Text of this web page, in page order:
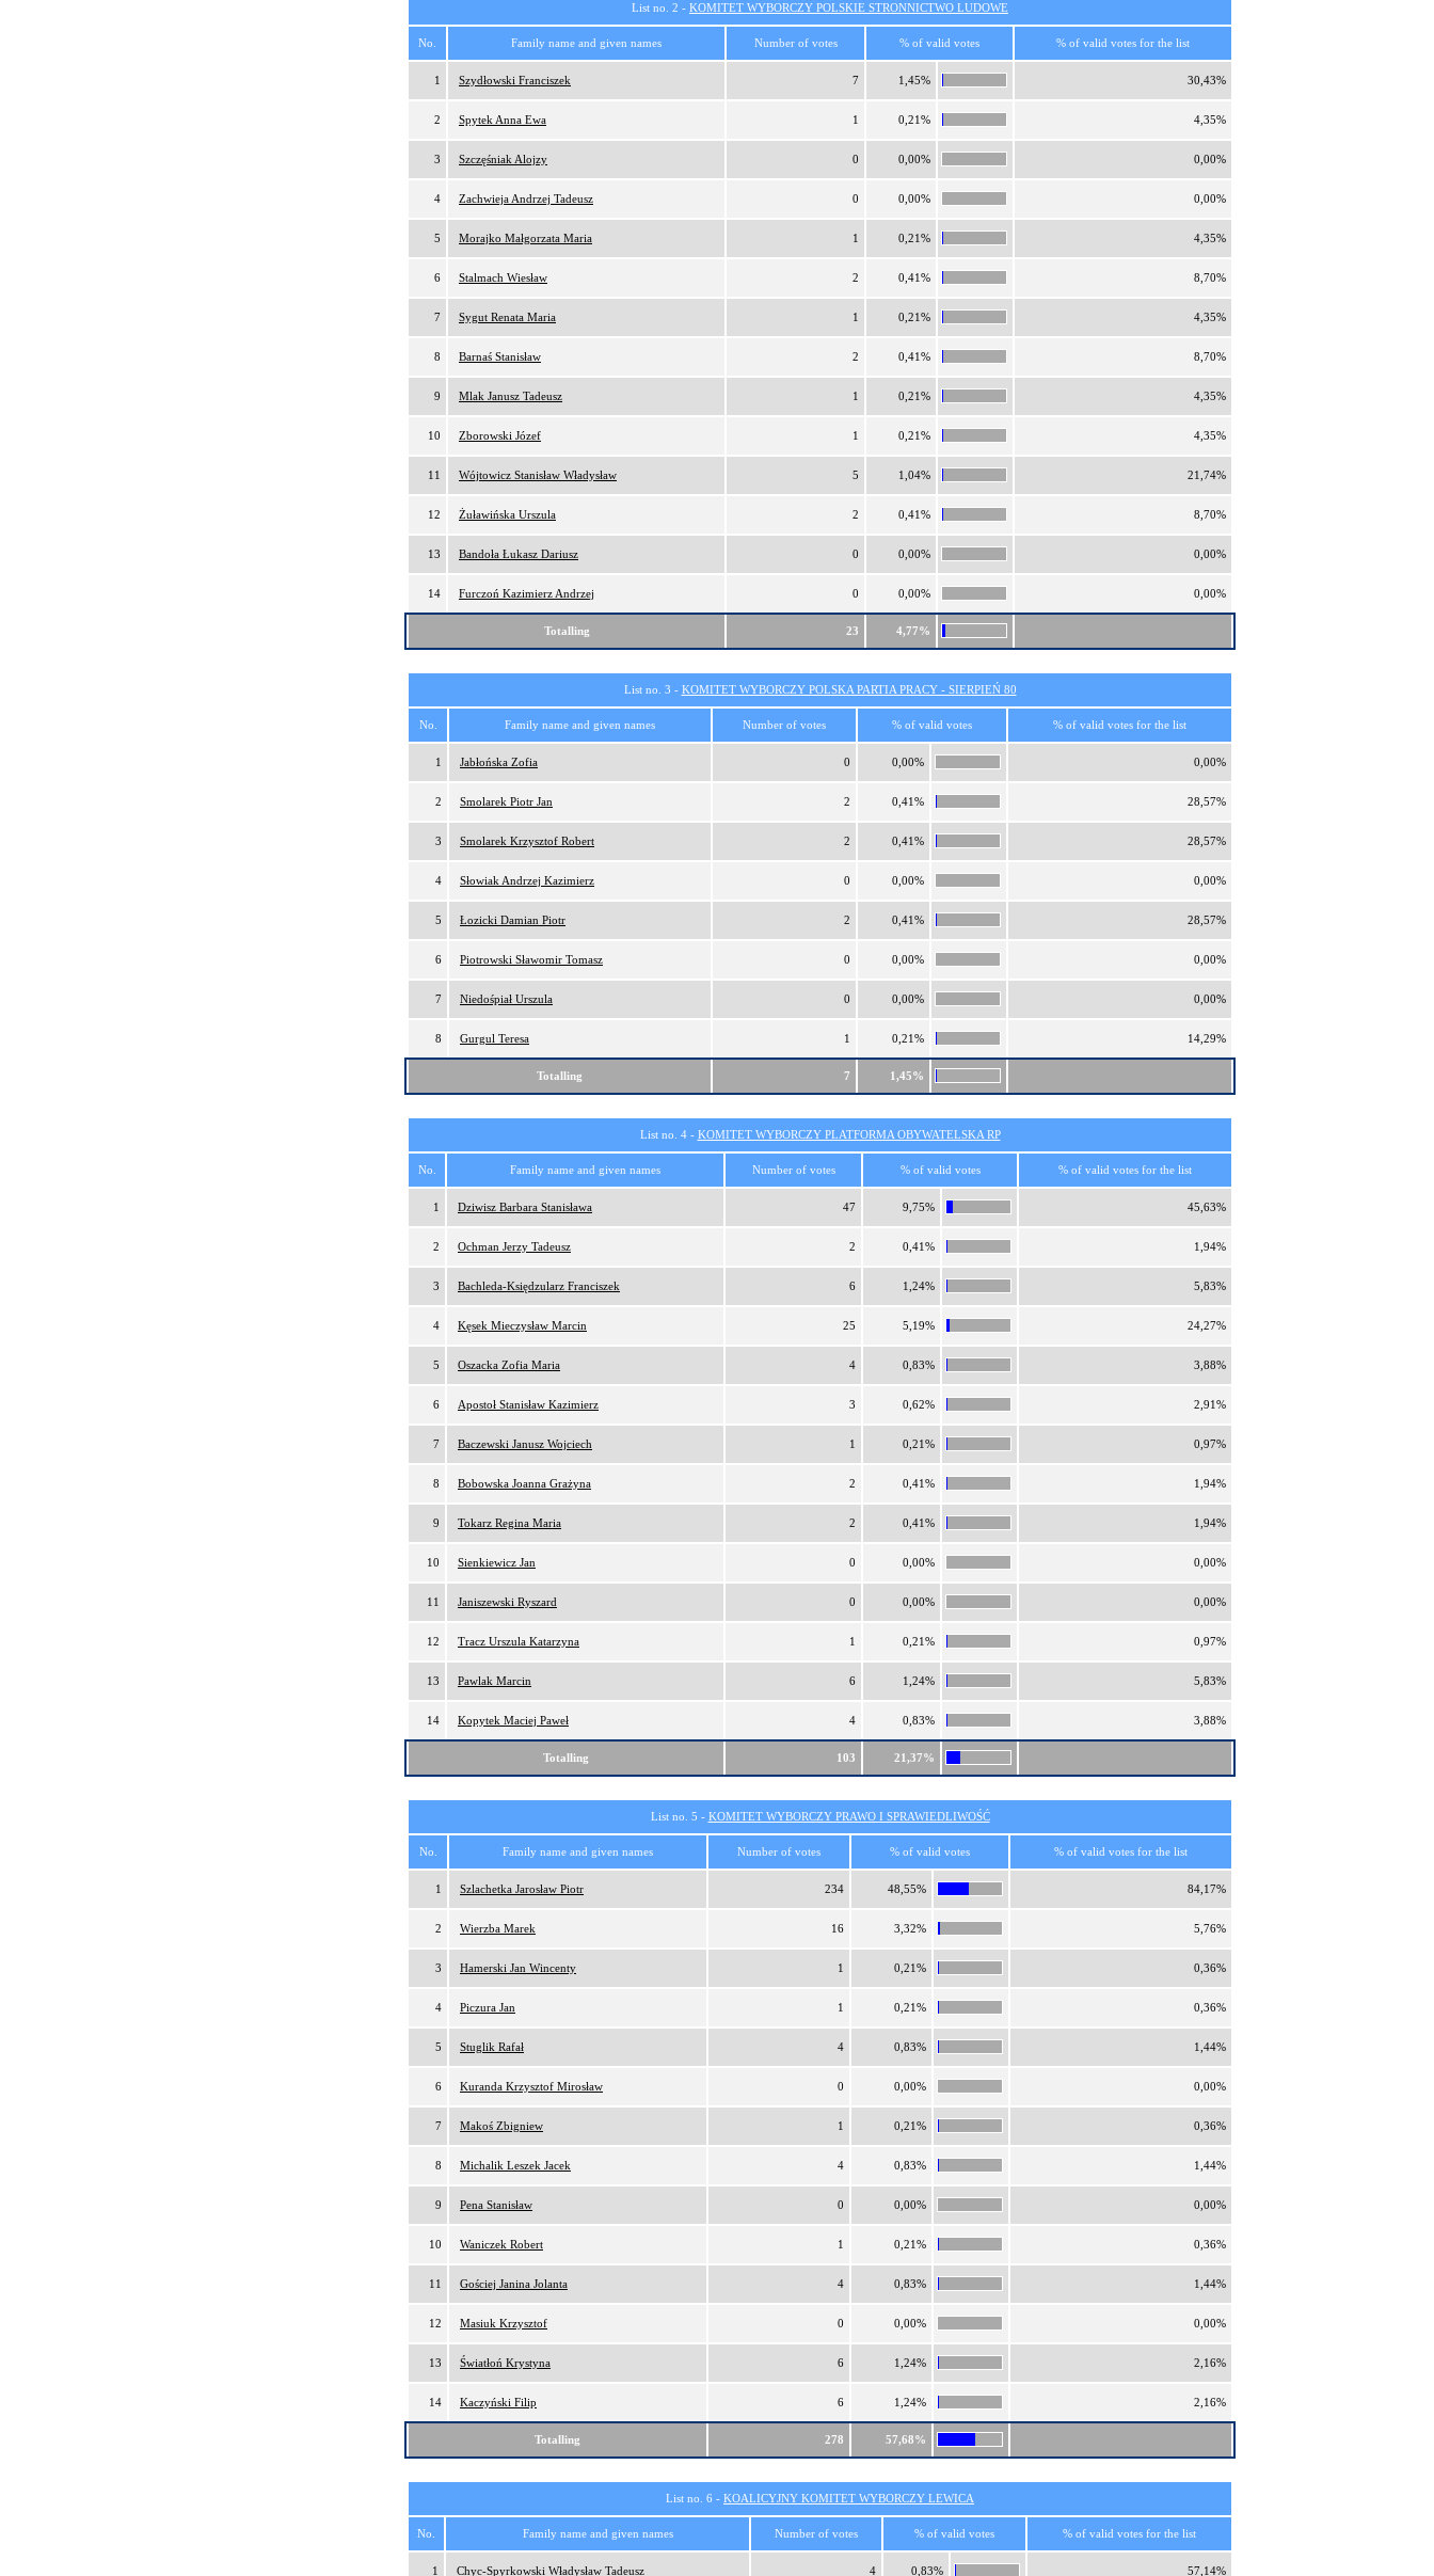
List no. 2 - KOMITET WYBORCZY POLSKIE STRONNICTWO LUDOWE
No. Family name and given names Number of votes % of valid votes % of valid votes for the list
1 Szydłowski Franciszek 7 1,45% 30,43%
2 Spytek Anna Ewa 1 0,21% 4,35%
3 Szczęśniak Alojzy 0 0,00% 0,00%
4 Zachwieja Andrzej Tadeusz 0 0,00% 0,00%
5 Morajko Małgorzata Maria 1 0,21% 4,35%
6 Stalmach Wiesław 2 0,41% 8,70%
7 Sygut Renata Maria 1 0,21% 4,35%
8 Barnaś Stanisław 2 0,41% 8,70%
9 Mlak Janusz Tadeusz 1 0,21% 4,35%
10 Zborowski Józef 1 0,21% 4,35%
11 Wójtowicz Stanisław Władysław 5 1,04% 21,74%
12 Żuławińska Urszula 2 0,41% 8,70%
13 Bandoła Łukasz Dariusz 0 0,00% 0,00%
14 Furczoń Kazimierz Andrzej 0 0,00% 0,00%
Totalling 23 4,77%
List no. 3 - KOMITET WYBORCZY POLSKA PARTIA PRACY - SIERPIEŃ 80
No. Family name and given names Number of votes % of valid votes % of valid votes for the list
1 Jabłońska Zofia 0 0,00% 0,00%
2 Smolarek Piotr Jan 2 0,41% 28,57%
3 Smolarek Krzysztof Robert 2 0,41% 28,57%
4 Słowiak Andrzej Kazimierz 0 0,00% 0,00%
5 Łozicki Damian Piotr 2 0,41% 28,57%
6 Piotrowski Sławomir Tomasz 0 0,00% 0,00%
7 Niedośpiał Urszula 0 0,00% 0,00%
8 Gurgul Teresa 1 0,21% 14,29%
Totalling 7 1,45%
List no. 4 - KOMITET WYBORCZY PLATFORMA OBYWATELSKA RP
No. Family name and given names Number of votes % of valid votes % of valid votes for the list
1 Dziwisz Barbara Stanisława 47 9,75% 45,63%
2 Ochman Jerzy Tadeusz 2 0,41% 1,94%
3 Bachleda-Księdzularz Franciszek 6 1,24% 5,83%
4 Kęsek Mieczysław Marcin 25 5,19% 24,27%
5 Oszacka Zofia Maria 4 0,83% 3,88%
6 Apostoł Stanisław Kazimierz 3 0,62% 2,91%
7 Baczewski Janusz Wojciech 1 0,21% 0,97%
8 Bobowska Joanna Grażyna 2 0,41% 1,94%
9 Tokarz Regina Maria 2 0,41% 1,94%
10 Sienkiewicz Jan 0 0,00% 0,00%
11 Janiszewski Ryszard 0 0,00% 0,00%
12 Tracz Urszula Katarzyna 1 0,21% 0,97%
13 Pawlak Marcin 6 1,24% 5,83%
14 Kopytek Maciej Paweł 4 0,83% 3,88%
Totalling 103 21,37%
List no. 5 - KOMITET WYBORCZY PRAWO I SPRAWIEDLIWOŚĆ
No. Family name and given names Number of votes % of valid votes % of valid votes for the list
1 Szlachetka Jarosław Piotr 234 48,55% 84,17%
2 Wierzba Marek 16 3,32% 5,76%
3 Hamerski Jan Wincenty 1 0,21% 0,36%
4 Piczura Jan 1 0,21% 0,36%
5 Stuglik Rafał 4 0,83% 1,44%
6 Kuranda Krzysztof Mirosław 0 0,00% 0,00%
7 Makoś Zbigniew 1 0,21% 0,36%
8 Michalik Leszek Jacek 4 0,83% 1,44%
9 Pena Stanisław 0 0,00% 0,00%
10 Waniczek Robert 1 0,21% 0,36%
11 Gościej Janina Jolanta 4 0,83% 1,44%
12 Masiuk Krzysztof 0 0,00% 0,00%
13 Światłoń Krystyna 6 1,24% 2,16%
14 Kaczyński Filip 6 1,24% 2,16%
Totalling 278 57,68%
List no. 6 - KOALICYJNY KOMITET WYBORCZY LEWICA
No. Family name and given names Number of votes % of valid votes % of valid votes for the list
1 Chyc-Spyrkowski Władysław Tadeusz 4 0,83% 57,14%